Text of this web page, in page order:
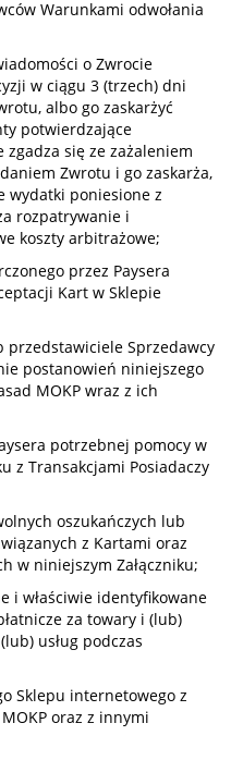
Warunkami odwołania
o Zwrocie
w ciągu 3 (trzech) dni
albo go zaskarżyć
potwierdzające
zgadza się ze zażaleniem
Zwrotu i go zaskarża,
wydatki poniesione z
rozpatrywanie i
koszty arbitrażowe;
przez Paysera
Kart w Sklepie
przedstawiciele Sprzedawcy
postanowień niniejszego
MOKP wraz z ich
potrzebnej pomocy w
z Transakcjami Posiadaczy
oszukańczych lub
z Kartami oraz
w niniejszym Załączniku;
i właściwie identyfikowane
za towary i (lub)
usług podczas
Sklepu internetowego z
oraz z innymi